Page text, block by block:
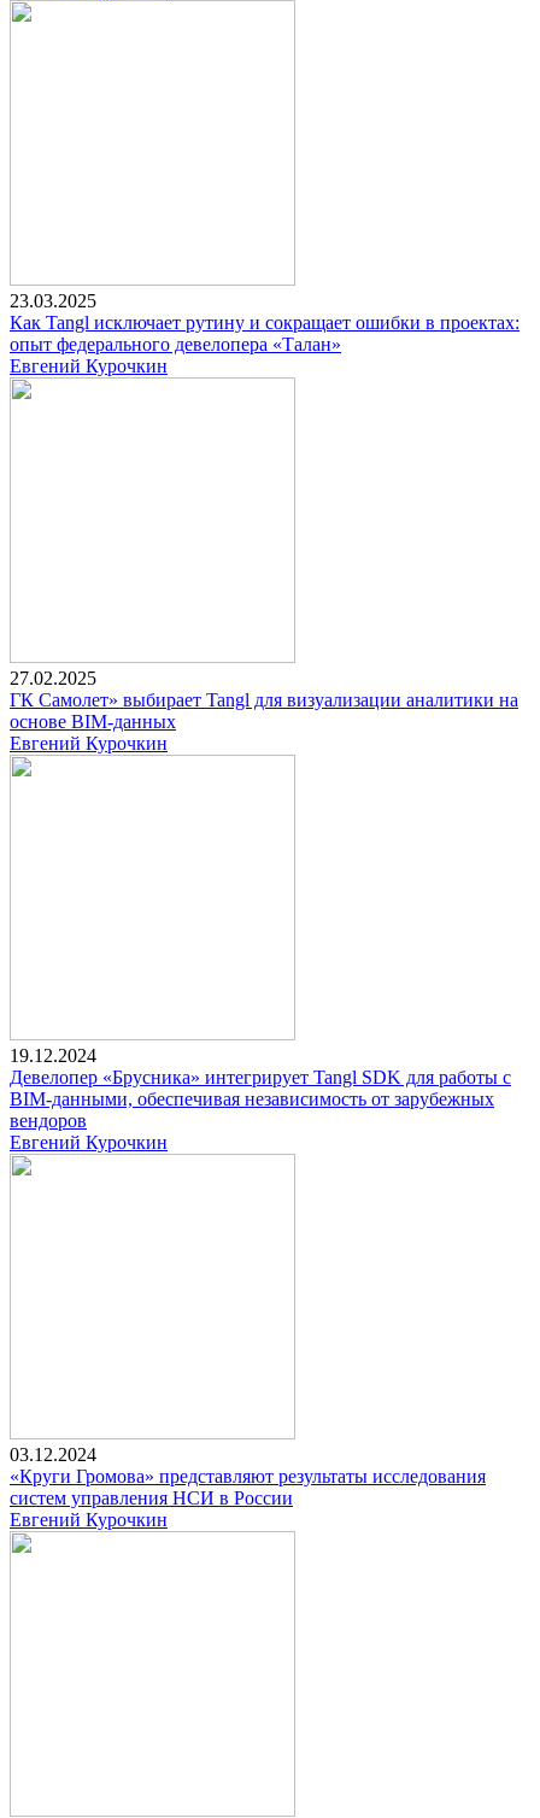
23.03.2025
Как Tangl исключает рутину и сокращает ошибки в проектах:
опыт федерального девелопера «Талан»
Евгений Курочкин
27.02.2025
ГК Самолет» выбирает Tangl для визуализации аналитики на
основе BIM-данных
Евгений Курочкин
19.12.2024
Девелопер «Брусника» интегрирует Tangl SDK для работы с
BIM-данными, обеспечивая независимость от зарубежных
вендоров
Евгений Курочкин
03.12.2024
«Круги Громова» представляют результаты исследования
систем управления НСИ в России
Евгений Курочкин